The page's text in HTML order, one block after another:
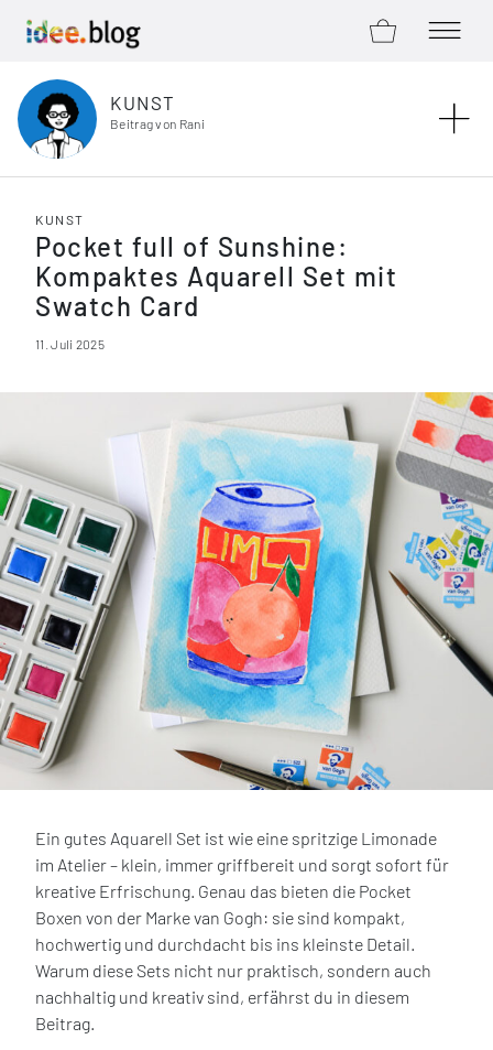
ZUM SHOPMENÜ
KUNST
Beitrag von Rani
KUNST
Pocket full of Sunshine:
Kompaktes Aquarell Set mit
Swatch Card
11. Juli 2025
Ein gutes Aquarell Set ist wie eine spritzige Limonade
im Atelier – klein, immer griffbereit und sorgt sofort für
kreative Erfrischung. Genau das bieten die Pocket
Boxen von der Marke van Gogh: sie sind kompakt,
hochwertig und durchdacht bis ins kleinste Detail.
Warum diese Sets nicht nur praktisch, sondern auch
nachhaltig und kreativ sind, erfährst du in diesem
Beitrag.